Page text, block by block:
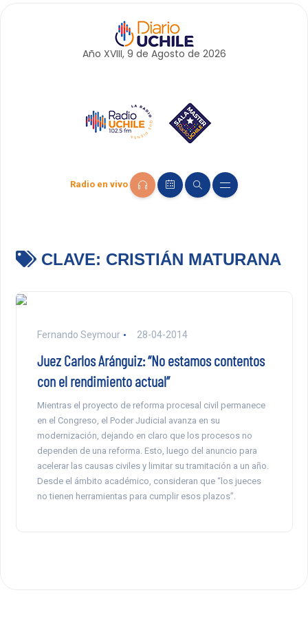
Año XVIII, 9 de Agosto de 2026
Radio en vivo
CLAVE: CRISTIÁN MATURANA
Fernando Seymour 28-04-2014
Juez Carlos Aránguiz: “No estamos contentos
con el rendimiento actual”
Mientras el proyecto de reforma procesal civil permanece
en el Congreso, el Poder Judicial avanza en su
modernización, dejando en claro que los procesos no
dependen de una reforma. Esto, luego del anuncio para
acelerar las causas civiles y limitar su tramitación a un año.
Desde el ámbito académico, consideran que “los jueces
no tienen herramientas para cumplir esos plazos”.